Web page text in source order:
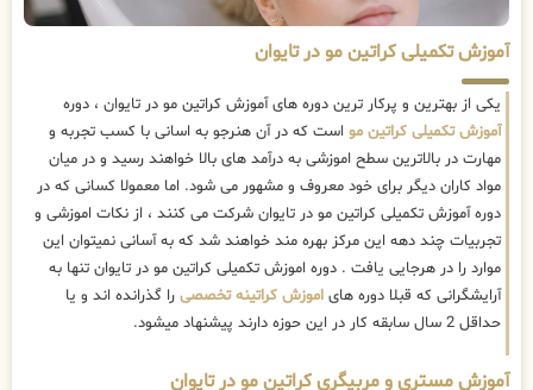
آموزش تکمیلی کراتین مو در تایوان
یکی از بهترین و پرکار ترین دوره های آموزش کراتین مو در تایوان ، دوره
آموزش تکمیلی کراتین مو است که در آن هنرجو به اسانی با کسب تجربه و
مهارت در بالاترین سطح اموزشی به درآمد های بالا خواهند رسید و در میان
مواد کاران دیگر برای خود معروف و مشهور می شود. اما معمولا کسانی که در
دوره آموزش تکمیلی کراتین مو در تایوان شرکت می کنند ، از نکات اموزشی و
تجربیات چند دهه این مرکز بهره مند خواهند شد که به آسانی نمیتوان این
موارد را در هرجایی یافت . دوره اموزش تکمیلی کراتین مو در تایوان تنها به
آرایشگرانی که قبلا دوره های اموزش کراتینه تخصصی را گذرانده اند و یا
حداقل 2 سال سابقه کار در این حوزه دارند پیشنهاد میشود.
آموزش مستری و مربیگری کراتین مو در تایوان